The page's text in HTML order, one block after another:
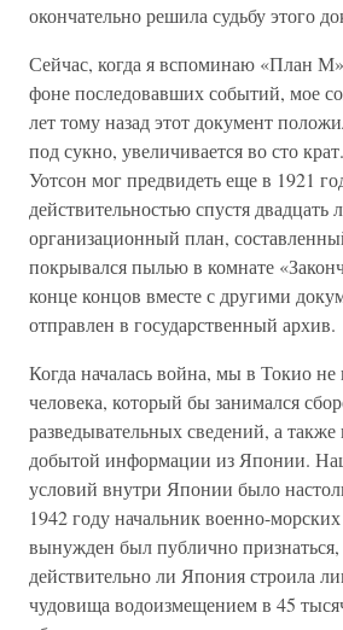
окончательно решила судьбу этого
Сейчас, когда я вспоминаю «План
фоне последовавших событий, мое
лет тому назад этот документ
под сукно, увеличивается во сто
Уотсон мог предвидеть еще в 1921
действительностью спустя двадцать
организационный план,
покрывался пылью в комнате
конце концов вместе с другими
отправлен в государственный архив.
Когда началась война, мы в Токио
человека, который бы занимался
разведывательных сведений, а также
добытой информации из Японии.
условий внутри Японии было
1942 году начальник военно-
вынужден был публично признаться,
действительно ли Япония строила
чудовища водоизмещением в 45